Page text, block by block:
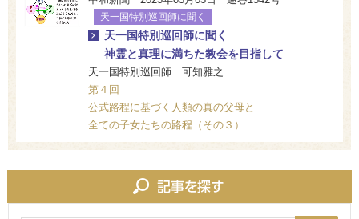
天一国特別巡回師に聞く
天一国特別巡回師に聞く
神霊と真理に満ちた教会を目指して
天一国特別巡回師 可知雅之
第４回
公式路程に基づく人類の真の父母と
全ての子女たちの路程（その３）